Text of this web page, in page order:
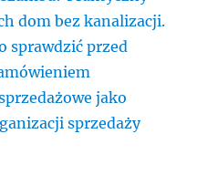
dom bez kanalizacji.
sprawdzić przed
jako
sprzedaży